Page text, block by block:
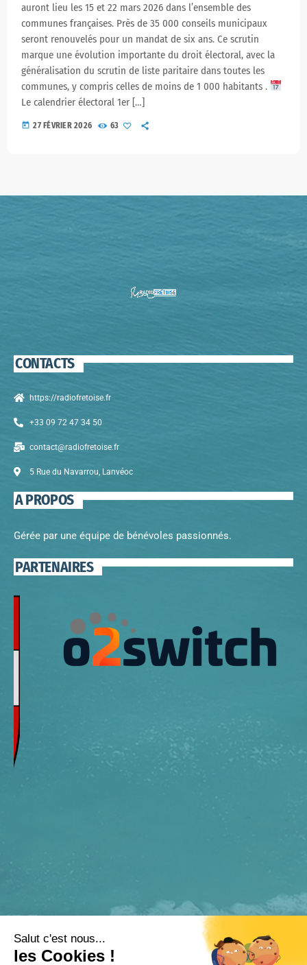
auront lieu les 15 et 22 mars 2026 dans l’ensemble des
communes françaises. Près de 35 000 conseils municipaux
seront renouvelés pour un mandat de six ans. Ce scrutin
marque une évolution importante du droit électoral, avec la
généralisation du scrutin de liste paritaire dans toutes les
communes, y compris celles de moins de 1 000 habitants .
Le calendrier électoral 1er […]
today 27 FÉVRIER 2026 63
CONTACTS
https://radiofretoise.fr
+33 09 72 47 34 50
contact@radiofretoise.fr
5 Rue du Navarrou, Lanvéoc
A PROPOS
Gérée par une équipe de bénévoles passionnés.
PARTENAIRES